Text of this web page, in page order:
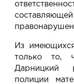
Из
только то,
Дарницкий
полиции